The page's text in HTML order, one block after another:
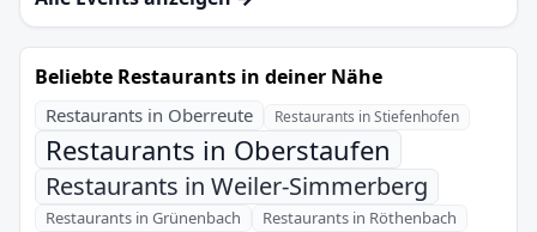
Beliebte Restaurants in deiner Nähe
Restaurants in Oberreute Restaurants in Stiefenhofen
Restaurants in Oberstaufen
Restaurants in Weiler-Simmerberg
Restaurants in Grünenbach Restaurants in Röthenbach